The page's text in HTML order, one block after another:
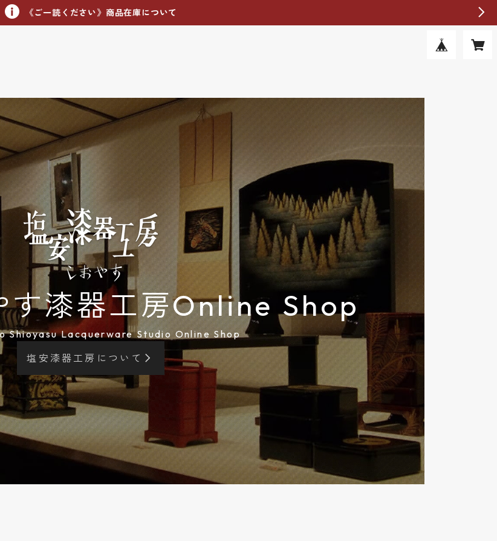
《ご一読ください》商品在庫について
す漆器工房Online Shop
Shioyasu Lacquerware Studio Online Shop
塩安漆器工房について